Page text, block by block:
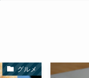
グルメ